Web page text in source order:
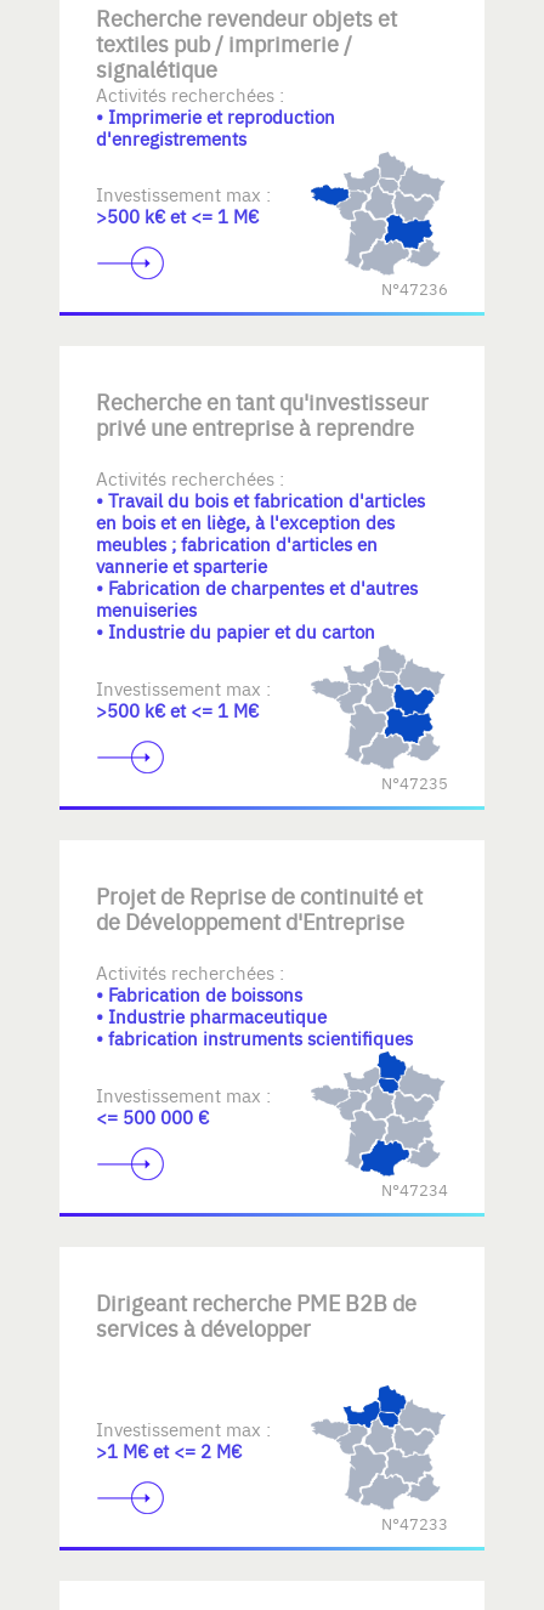
Recherche revendeur objets et
textiles pub / imprimerie /
signalétique
Activités recherchées :
• Imprimerie et reproduction
d'enregistrements
Investissement max :
>500 k€ et <= 1 M€
N°47236
Recherche en tant qu'investisseur
privé une entreprise à reprendre
Activités recherchées :
• Travail du bois et fabrication d'articles
en bois et en liège, à l'exception des
meubles ; fabrication d'articles en
vannerie et sparterie
• Fabrication de charpentes et d'autres
menuiseries
• Industrie du papier et du carton
Investissement max :
>500 k€ et <= 1 M€
N°47235
Projet de Reprise de continuité et
de Développement d'Entreprise
Activités recherchées :
• Fabrication de boissons
• Industrie pharmaceutique
• fabrication instruments scientifiques
Investissement max :
<= 500 000 €
N°47234
Dirigeant recherche PME B2B de
services à développer
Investissement max :
>1 M€ et <= 2 M€
N°47233